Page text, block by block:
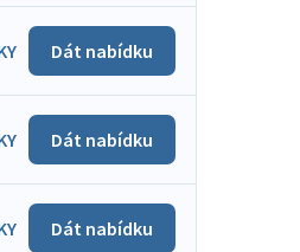
Dát nabídku
Dát nabídku
Dát nabídku